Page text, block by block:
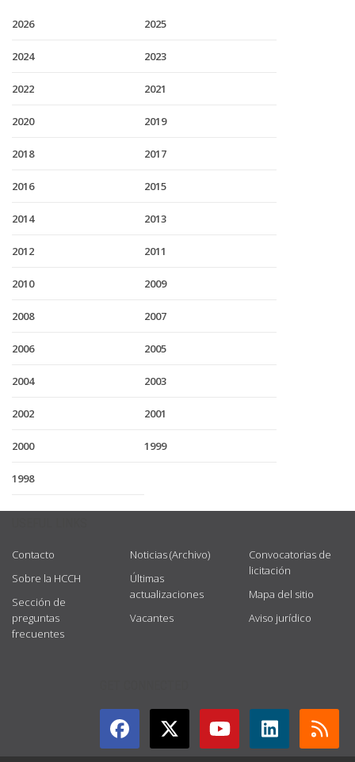
2026 2025
2024 2023
2022 2021
2020 2019
2018 2017
2016 2015
2014 2013
2012 2011
2010 2009
2008 2007
2006 2005
2004 2003
2002 2001
2000 1999
1998
Contacto
Sobre la HCCH
Sección de
preguntas
frecuentes
Noticias (Archivo)
Últimas
actualizaciones
Vacantes
Convocatorias de
licitación
Mapa del sitio
Aviso jurídico